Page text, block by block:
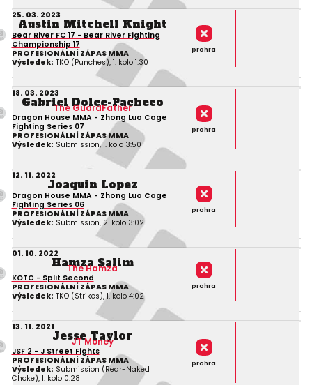
25. 03. 2023
Austin Mitchell Knight
Bear River FC 17 - Bear River Fighting
Championship 17
PROFESIONÁLNÍ ZÁPAS MMA
Výsledek: TKO (Punches), 1. kolo 1:30
prohra
18. 03. 2023
Gabriel Dolce-Pacheco
The GuardFather
Dragon House MMA - Zhong Luo Cage
Fighting Series 07
PROFESIONÁLNÍ ZÁPAS MMA
Výsledek: Submission, 1. kolo 3:50
prohra
12. 11. 2022
Joaquin Lopez
Dragon House MMA - Zhong Luo Cage
Fighting Series 06
PROFESIONÁLNÍ ZÁPAS MMA
Výsledek: Submission, 2. kolo 3:02
prohra
01. 10. 2022
Hamza Salim
The Hamza
KOTC - Split Second
PROFESIONÁLNÍ ZÁPAS MMA
Výsledek: TKO (Strikes), 1. kolo 4:02
prohra
13. 11. 2021
Jesse Taylor
JT Money
JSF 2 - J Street Fights
PROFESIONÁLNÍ ZÁPAS MMA
Výsledek: Submission (Rear-Naked
Choke), 1. kolo 0:28
prohra